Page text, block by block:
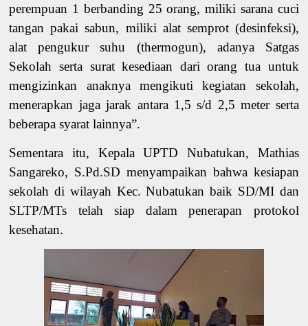
perempuan 1 berbanding 25 orang,miliki sarana cuci
tangan pakai sabun, milikialat semprot (desinfeksi),
alat pengukur suhu (thermogun), adanya
Satgas
Sekolah serta surat kesediaan dari orang tua untuk
mengizinkan anaknya mengikuti kegiatan sekolah,
menerapkan jaga jarak antara 1,5 s/d 2,5 meter serta
beberapa syarat lainnya”.
Sementara itu, Kepala UPTD Nubatukan, Mathias
Sangareko, S.Pd.SD menyampaikan bahwa kesiapan
sekolah di wilayah Kec. Nubatukan baik SD/MI dan
SLTP/MTs telah siap dalam penerapan protokol
kesehatan.